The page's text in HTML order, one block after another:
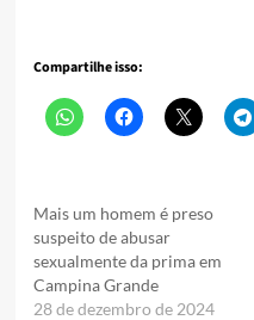
Compartilhe isso:
Mais um homem é preso
suspeito de abusar
sexualmente da prima em
Campina Grande
28 de dezembro de 2024